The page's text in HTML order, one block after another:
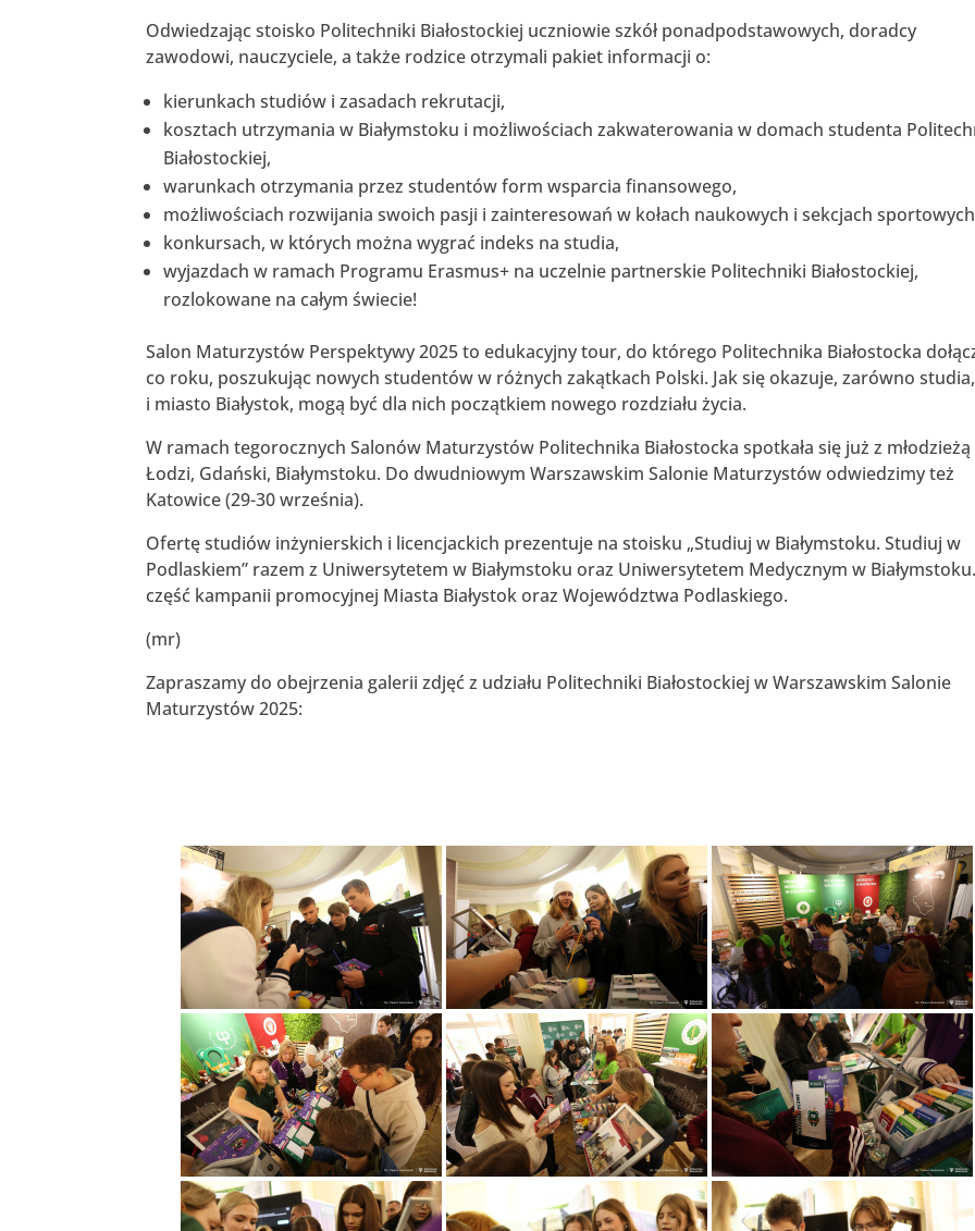
Odwiedzając stoisko Politechniki Białostockiej uczniowie szkół ponadpodstawowych, doradcy
zawodowi, nauczyciele, a także rodzice otrzymali pakiet informacji o:
kierunkach studiów i zasadach rekrutacji,
kosztach utrzymania w Białymstoku i możliwościach zakwaterowania w domach studenta
Białostockiej,
warunkach otrzymania przez studentów form wsparcia finansowego,
możliwościach rozwijania swoich pasji i zainteresowań w kołach naukowych i sekcjach
konkursach, w których można wygrać indeks na studia,
wyjazdach w ramach Programu Erasmus+ na uczelnie partnerskie Politechniki Białostockiej,
rozlokowane na całym świecie!
Salon Maturzystów Perspektywy 2025 to edukacyjny tour, do którego Politechnika Białostocka
co roku, poszukując nowych studentów w różnych zakątkach Polski. Jak się okazuje, zarówno
i miasto Białystok, mogą być dla nich początkiem nowego rozdziału życia.
W ramach tegorocznych Salonów Maturzystów Politechnika Białostocka spotkała się już z
Łodzi, Gdański, Białymstoku. Do dwudniowym Warszawskim Salonie Maturzystów odwiedzimy też
Katowice (29-30 września).
Ofertę studiów inżynierskich i licencjackich prezentuje na stoisku „Studiuj w Białymstoku. Studiuj w
Podlaskiem” razem z Uniwersytetem w Białymstoku oraz Uniwersytetem Medycznym w
część kampanii promocyjnej Miasta Białystok oraz Województwa Podlaskiego.
(mr)
Zapraszamy do obejrzenia galerii zdjęć z udziału Politechniki Białostockiej w Warszawskim Salonie
Maturzystów 2025: